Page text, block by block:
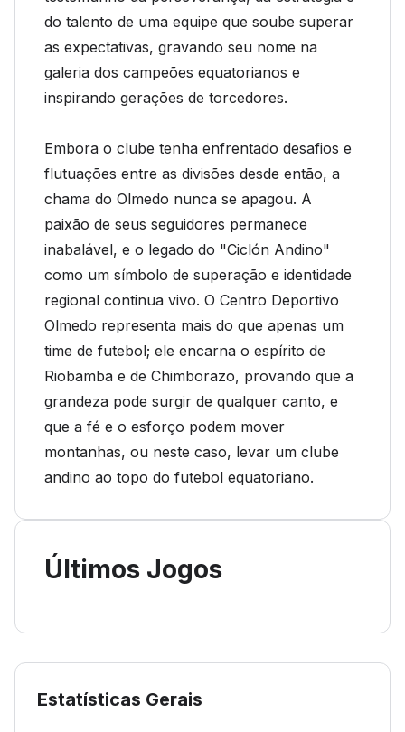
do talento de uma equipe que soube superar
as expectativas, gravando seu nome na
galeria dos campeões equatorianos e
inspirando gerações de torcedores.
Embora o clube tenha enfrentado desafios e
flutuações entre as divisões desde então, a
chama do Olmedo nunca se apagou. A
paixão de seus seguidores permanece
inabalável, e o legado do "Ciclón Andino"
como um símbolo de superação e identidade
regional continua vivo. O Centro Deportivo
Olmedo representa mais do que apenas um
time de futebol; ele encarna o espírito de
Riobamba e de Chimborazo, provando que a
grandeza pode surgir de qualquer canto, e
que a fé e o esforço podem mover
montanhas, ou neste caso, levar um clube
andino ao topo do futebol equatoriano.
Últimos Jogos
Estatísticas Gerais